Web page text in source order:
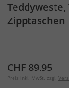
Zipptaschen
CHF 89.95
Preis inkl. MwSt. zzgl.